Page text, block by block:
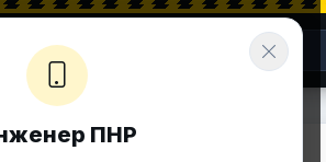
ЭНЕРГИЯ
ПНР